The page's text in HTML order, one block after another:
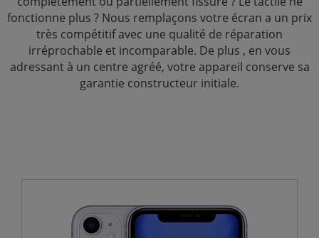
fonctionne plus ? Nous remplaçons votre écran a un prix
très compétitif avec une qualité de réparation
irréprochable et incomparable. De plus , en vous
adressant à un centre agréé, votre appareil conserve sa
garantie constructeur initiale.